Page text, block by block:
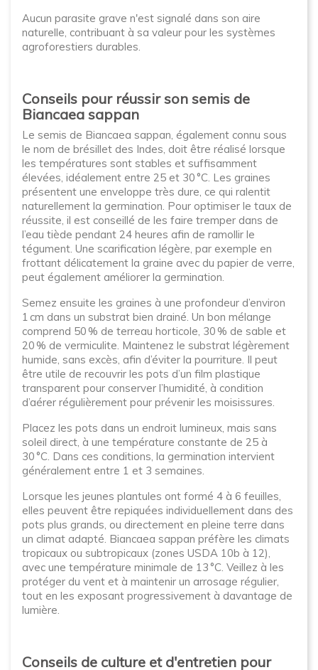
Aucun parasite grave n'est signalé dans son aire
naturelle, contribuant à sa valeur pour les systèmes
agroforestiers durables.
Conseils pour réussir son semis de
Biancaea sappan
Le semis de Biancaea sappan, également connu sous
le nom de brésillet des Indes, doit être réalisé lorsque
les températures sont stables et suffisamment
élevées, idéalement entre 25 et 30 °C. Les graines
présentent une enveloppe très dure, ce qui ralentit
naturellement la germination. Pour optimiser le taux de
réussite, il est conseillé de les faire tremper dans de
l’eau tiède pendant 24 heures afin de ramollir le
tégument. Une scarification légère, par exemple en
frottant délicatement la graine avec du papier de verre,
peut également améliorer la germination.
Semez ensuite les graines à une profondeur d’environ
1 cm dans un substrat bien drainé. Un bon mélange
comprend 50 % de terreau horticole, 30 % de sable et
20 % de vermiculite. Maintenez le substrat légèrement
humide, sans excès, afin d’éviter la pourriture. Il peut
être utile de recouvrir les pots d’un film plastique
transparent pour conserver l’humidité, à condition
d’aérer régulièrement pour prévenir les moisissures.
Placez les pots dans un endroit lumineux, mais sans
soleil direct, à une température constante de 25 à
30 °C. Dans ces conditions, la germination intervient
généralement entre 1 et 3 semaines.
Lorsque les jeunes plantules ont formé 4 à 6 feuilles,
elles peuvent être repiquées individuellement dans des
pots plus grands, ou directement en pleine terre dans
un climat adapté. Biancaea sappan préfère les climats
tropicaux ou subtropicaux (zones USDA 10b à 12),
avec une température minimale de 13 °C. Veillez à les
protéger du vent et à maintenir un arrosage régulier,
tout en les exposant progressivement à davantage de
lumière.
Conseils de culture et d'entretien pour